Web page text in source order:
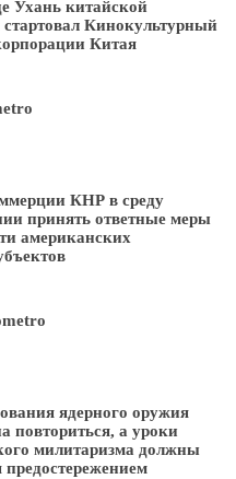
Ухань китайской
Кинокультурный
Китая
КНР в среду
принять ответные меры
американских
ядерного оружия
повториться, а уроки
милитаризма должны
предостережением